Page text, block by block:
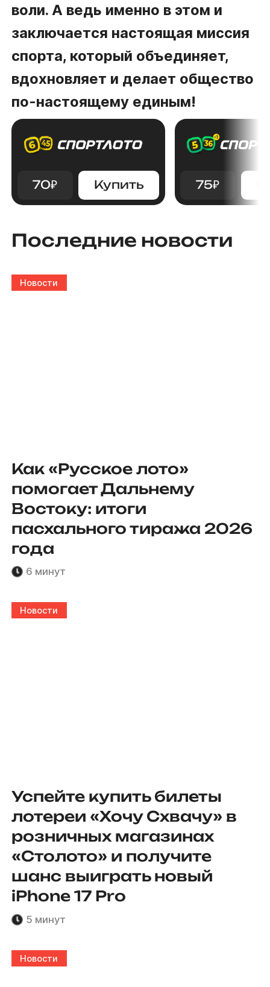
воли. А ведь именно в этом и
заключается настоящая миссия
спорта, который объединяет,
вдохновляет и делает общество
по-настоящему единым!
70₽ Купить 75₽
Последние новости
Новости
Как «Русское лото»
помогает Дальнему
Востоку: итоги
пасхального тиража 2026
года
6 минут
Новости
Успейте купить билеты
лотереи «Хочу Схвачу» в
розничных магазинах
«Столото» и получите
шанс выиграть новый
iPhone 17 Pro
5 минут
Новости